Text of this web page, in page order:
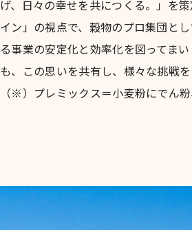
げ、日々の幸せを共につくる。」を
イン」の視点で、穀物のプロ集団と
る事業の安定化と効率化を図ってま
も、この思いを共有し、様々な挑戦
（※）プレミックス＝小麦粉にでん